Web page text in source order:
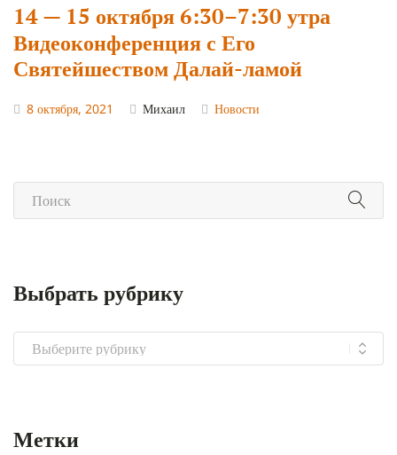
14 — 15 октября 6:30–7:30 утра
Видеоконференция с Его
Святейшеством Далай-ламой
8 октября, 2021 Михаил Новости
Выбрать рубрику
Выбрать
рубрику
Метки